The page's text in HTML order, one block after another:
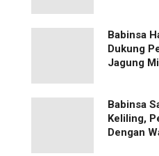
Babinsa
Dukung
Jagung
Babinsa
Keliling,
Dengan